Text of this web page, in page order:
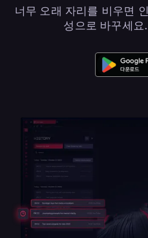
너무 오래 자리를 비우면
성으로 바꾸세요.